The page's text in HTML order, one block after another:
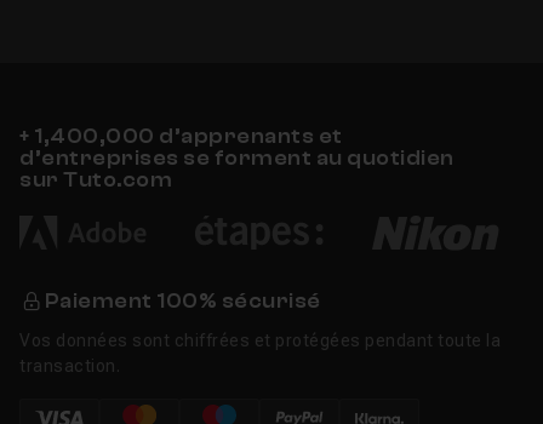
+ 1,400,000 d’apprenants et
d’entreprises se forment au quotidien
sur Tuto.com
Paiement 100% sécurisé
Vos données sont chiffrées et protégées pendant toute la
transaction.